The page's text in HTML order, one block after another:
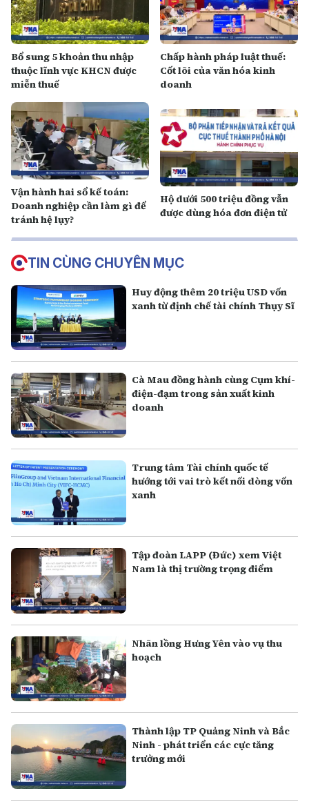
Bổ sung 5 khoản thu nhập
thuộc lĩnh vực KHCN được
miễn thuế
Chấp hành pháp luật thuế:
Cốt lõi của văn hóa kinh
doanh
Vận hành hai sổ kế toán:
Doanh nghiệp cần làm gì để
tránh hệ lụy?
Hộ dưới 500 triệu đồng vẫn
được dùng hóa đơn điện tử
TIN CÙNG CHUYÊN MỤC
Huy động thêm 20 triệu USD vốn
xanh từ định chế tài chính Thụy Sĩ
Cà Mau đồng hành cùng Cụm khí-
điện-đạm trong sản xuất kinh
doanh
Trung tâm Tài chính quốc tế
hướng tới vai trò kết nối dòng vốn
xanh
Tập đoàn LAPP (Đức) xem Việt
Nam là thị trường trọng điểm
Nhãn lồng Hưng Yên vào vụ thu
hoạch
Thành lập TP Quảng Ninh và Bắc
Ninh - phát triển các cực tăng
trưởng mới